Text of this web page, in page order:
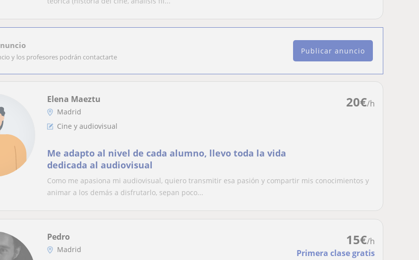
y los profesores podrán contactarte
Publicar anuncio
20€/h
Elena Maeztu
Madrid
Cine y audiovisual
Me adapto al nivel de cada alumno, llevo toda la vida
dedicada al audiovisual
Como me apasiona mi audiovisual, quiero transmitir esa pasión y compartir mis conocimientos y
animar a los demás a disfrutarlo, sepan poco...
15€/h
Primera clase gratis
Pedro
Madrid